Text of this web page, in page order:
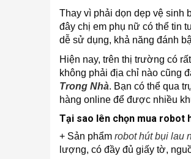
Thay vì phải dọn dẹp vệ sinh
đây chị em phụ nữ có thể tin
dễ sử dụng, khả năng đánh
Hiện nay, trên thị trường có
không phải địa chỉ nào cũng
Trong Nhà. Bạn có thể qua
hàng online để được nhiều
Tại sao lên chọn mua robot
+ Sản phẩm robot hút bụi lau
lượng, có đầy đủ giấy tờ,